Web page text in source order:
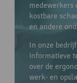
medewerkers
kostbare
en andere
In onze
informatieve
over de
werk- en